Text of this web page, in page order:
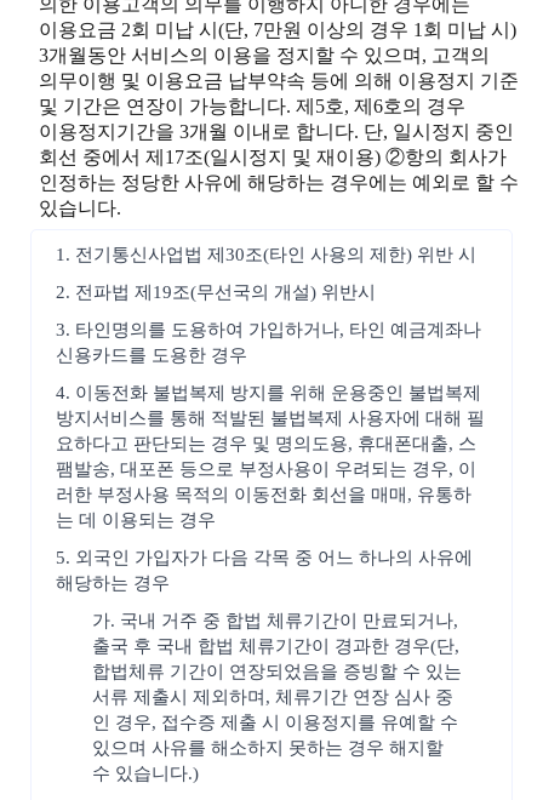
의한 이용고객의 의무를 이행하지 아니한 경우에는
이용요금 2회 미납 시(단, 7만원 이상의 경우 1회 미납 시)
3개월동안 서비스의 이용을 정지할 수 있으며, 고객의
의무이행 및 이용요금 납부약속 등에 의해 이용정지 기준
및 기간은 연장이 가능합니다. 제5호, 제6호의 경우
이용정지기간을 3개월 이내로 합니다. 단, 일시정지 중인
회선 중에서 제17조(일시정지 및 재이용) ②항의 회사가
인정하는 정당한 사유에 해당하는 경우에는 예외로 할 수
있습니다.
1. 전기통신사업법 제30조(타인 사용의 제한) 위반 시
2. 전파법 제19조(무선국의 개설) 위반시
3. 타인명의를 도용하여 가입하거나, 타인 예금계좌나
신용카드를 도용한 경우
4. 이동전화 불법복제 방지를 위해 운용중인 불법복제
방지서비스를 통해 적발된 불법복제 사용자에 대해 필
요하다고 판단되는 경우 및 명의도용, 휴대폰대출, 스
팸발송, 대포폰 등으로 부정사용이 우려되는 경우, 이
러한 부정사용 목적의 이동전화 회선을 매매, 유통하
는 데 이용되는 경우
5. 외국인 가입자가 다음 각목 중 어느 하나의 사유에
해당하는 경우
가. 국내 거주 중 합법 체류기간이 만료되거나,
출국 후 국내 합법 체류기간이 경과한 경우(단,
합법체류 기간이 연장되었음을 증빙할 수 있는
서류 제출시 제외하며, 체류기간 연장 심사 중
인 경우, 접수증 제출 시 이용정지를 유예할 수
있으며 사유를 해소하지 못하는 경우 해지할
수 있습니다.)